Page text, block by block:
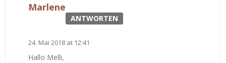
Marlene
ANTWORTEN
24. Mai 2018 at 12:41
Hallo Melli,